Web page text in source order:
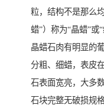
粒，结构不是那么
蜡”）称为“晶蜡”或“
晶蜡石肉有明显的
分粗、细蜡，表皮
石表面宽亮，大多
石块完整无破损规